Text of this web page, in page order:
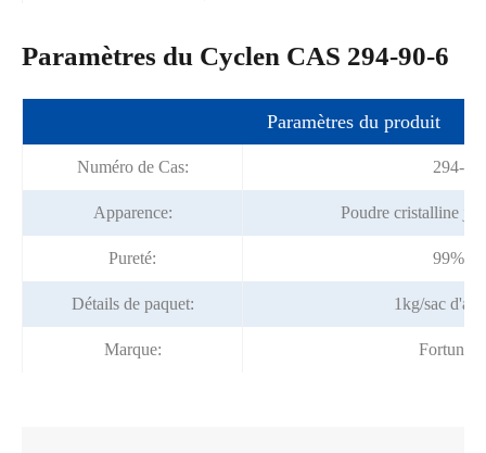
Paramètres du Cyclen CAS 294-90-6
Paramètres du produit
Numéro de Cas: 294-
Apparence: Poudre cristalline
Pureté: 99%
Détails de paquet: 1kg/sac
Marque: